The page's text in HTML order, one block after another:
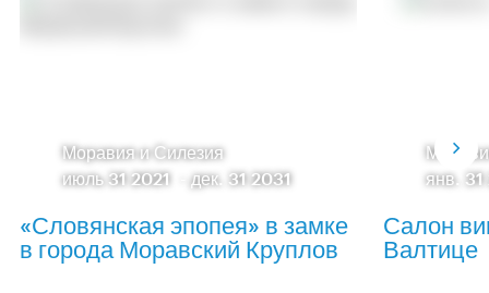
Моравия и Силезия
июль 31 2021
-дек. 31 2031
«Словянская эпопея» в замке
в города Моравский Круплов
янв.
Салон
Валтице